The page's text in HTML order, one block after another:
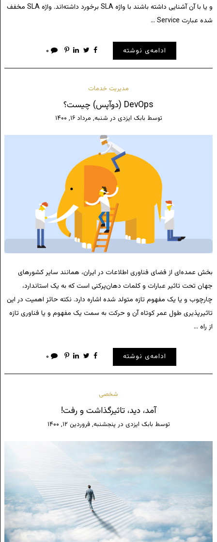
و یا با آن آشنایی داشته باشند با واژه SLA برخورد داشته‌اند. واژه SLA مخفف
شده عبارت Service …
ادامه‌ی نوشته ۰
مدیریت خدمات
DevOps (دوآپس) چیست؟
توسط بابک ایزدی در شنبه, مرداد ۱۶, ۱۴۰۰
بخش عمده‌ای از فضای فناوری اطلاعات در ایران، همانند سایر کشورهای
جهان تحت تاثیر عبارات و کلمات دهان‌پرکنی است که به یک استاندارد،
چارچوب و یا یک مفهوم تازه متولد شده اشاره دارد. نکته حائز اهمیت در این
تاثیرپذیری طول عمر کوتاه آن و حرکت به سمت یک مفهوم و یا فناوری تازه
از راه …
ادامه‌ی نوشته ۰
شخصی
آمد، دید، تاثیرگذاشت و رفت!
توسط بابک ایزدی در پنجشنبه, فروردین ۱۲, ۱۴۰۰